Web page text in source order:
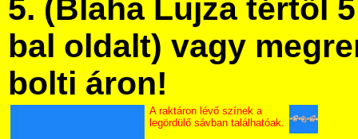
5. (Blaha Lujza tértől
bal oldalt) vagy
bolti áron!
A raktáron lévő színek a
legördülő sávban találhatóak.